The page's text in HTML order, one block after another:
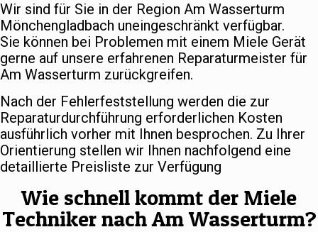
Wir sind für Sie in der Region Am Wasserturm
Mönchengladbach uneingeschränkt verfügbar.
Sie können bei Problemen mit einem Miele Gerät
gerne auf unsere erfahrenen Reparaturmeister für
Am Wasserturm zurückgreifen.
Nach der Fehlerfeststellung werden die zur
Reparaturdurchführung erforderlichen Kosten
ausführlich vorher mit Ihnen besprochen. Zu Ihrer
Orientierung stellen wir Ihnen nachfolgend eine
detaillierte Preisliste zur Verfügung
Wie schnell kommt der Miele
Techniker nach Am Wasserturm?